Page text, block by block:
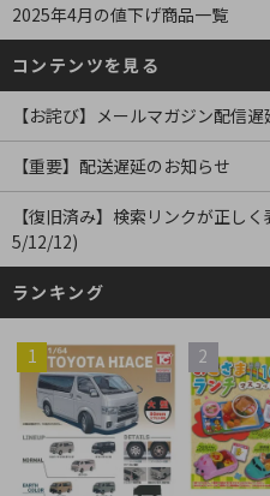
2025年4月の値下げ商品一覧
コンテンツを見る
【お詫び】メールマガジン配信
【重要】配送遅延のお知らせ
【復旧済み】検索リンクが正し
5/12/12)
ランキング
1 2